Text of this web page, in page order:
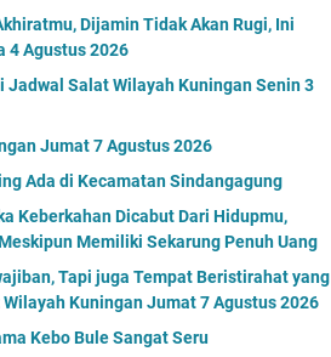
Dijamin Tidak Akan Rugi, Ini
4 Agustus 2026
Salat Wilayah Kuningan Senin 3
Jumat 7 Agustus 2026
Ada di Kecamatan Sindangagung
Keberkahan Dicabut Dari Hidupmu,
Memiliki Sekarung Penuh Uang
Tapi juga Tempat Beristirahat yang
Kuningan Jumat 7 Agustus 2026
Kebo Bule Sangat Seru